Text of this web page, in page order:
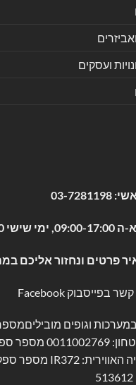
ועסקים
03-7281198
13:00
פרטים ונחזור אליכם
קשר בפייסבוק Facebook